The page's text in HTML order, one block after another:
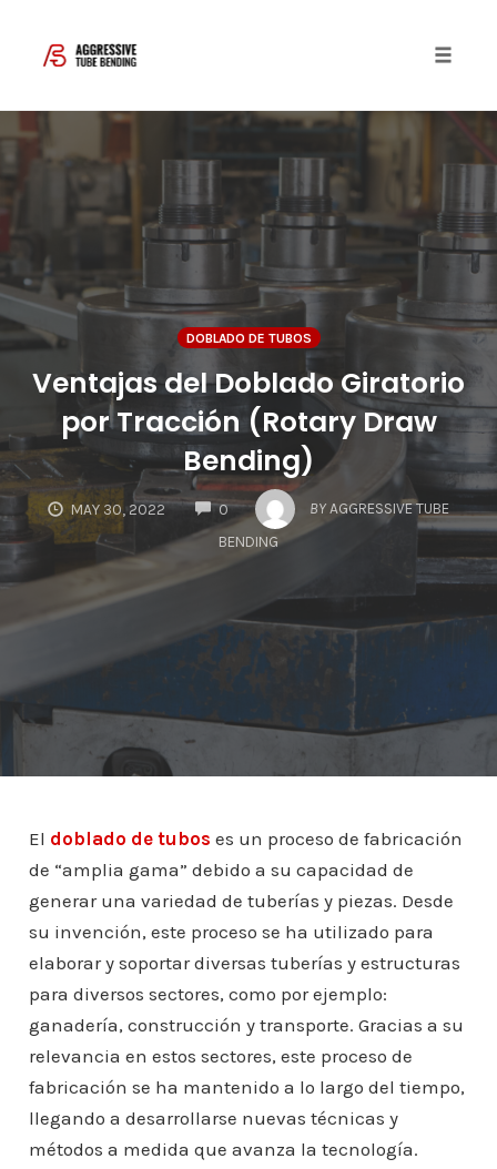
content
DOBLADO DE TUBOS
Ventajas del Doblado Giratorio
por Tracción (Rotary Draw
Bending)
MAY 30, 2022 0
COMMENTS
BY AGGRESSIVE TUBE
BENDING
El doblado de tubos es un proceso de fabricación
de “amplia gama” debido a su capacidad de
generar una variedad de tuberías y piezas. Desde
su invención, este proceso se ha utilizado para
elaborar y soportar diversas tuberías y estructuras
para diversos sectores, como por ejemplo:
ganadería, construcción y transporte. Gracias a su
relevancia en estos sectores, este proceso de
fabricación se ha mantenido a lo largo del tiempo,
llegando a desarrollarse nuevas técnicas y
métodos a medida que avanza la tecnología.